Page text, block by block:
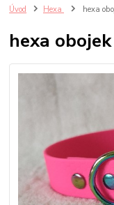
Úvod Hexa hexa
hexa obojek